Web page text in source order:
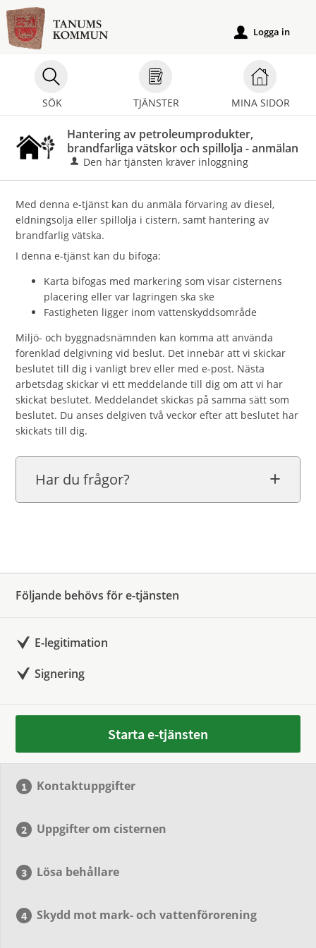
Välkommen
till
e-
tjänster
Tanums
SÖK TJÄNSTER MINA SIDOR
u Logga in
Hantering av petroleumprodukter,
brandfarliga vätskor och spillolja - anmälan
Den här tjänsten kräver inloggning
Med denna e-tjänst kan du anmäla förvaring av diesel,
eldningsolja eller spillolja i cistern, samt hantering av
brandfarlig vätska.
I denna e-tjänst kan du bifoga:
Karta bifogas med markering som visar cisternens
placering eller var lagringen ska ske
Fastigheten ligger inom vattenskyddsområde
Miljö- och byggnadsnämnden kan komma att använda
förenklad delgivning vid beslut. Det innebär att vi skickar
beslutet till dig i vanligt brev eller med e-post. Nästa
arbetsdag skickar vi ett meddelande till dig om att vi har
skickat beslutet. Meddelandet skickas på samma sätt som
beslutet. Du anses delgiven två veckor efter att beslutet har
skickats till dig.
Har du frågor?
Följande behövs för e-tjänsten
E-legitimation
Signering
Starta e-tjänsten
Kontaktuppgifter
Uppgifter om cisternen
Lösa behållare
Skydd mot mark- och vattenförorening